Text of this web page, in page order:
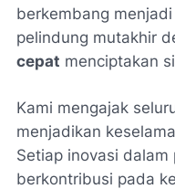
berkembang
pelindung mutakhir
cepat menciptakan
Kami mengajak
menjadikan
Setiap inovasi
berkontribusi pada